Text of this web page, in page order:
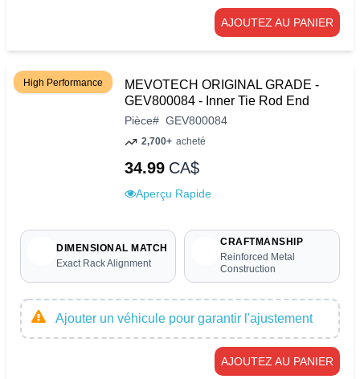
AJOUTEZ AU PANIER
High Performance
MEVOTECH ORIGINAL GRADE -
GEV800084 - Inner Tie Rod End
Pièce# GEV800084
2,700+ acheté
34.99 CA$
Aperçu Rapide
DIMENSIONAL MATCH
Exact Rack Alignment
CRAFTMANSHIP
Reinforced Metal
Construction
Ajouter un véhicule pour garantir l'ajustement
AJOUTEZ AU PANIER